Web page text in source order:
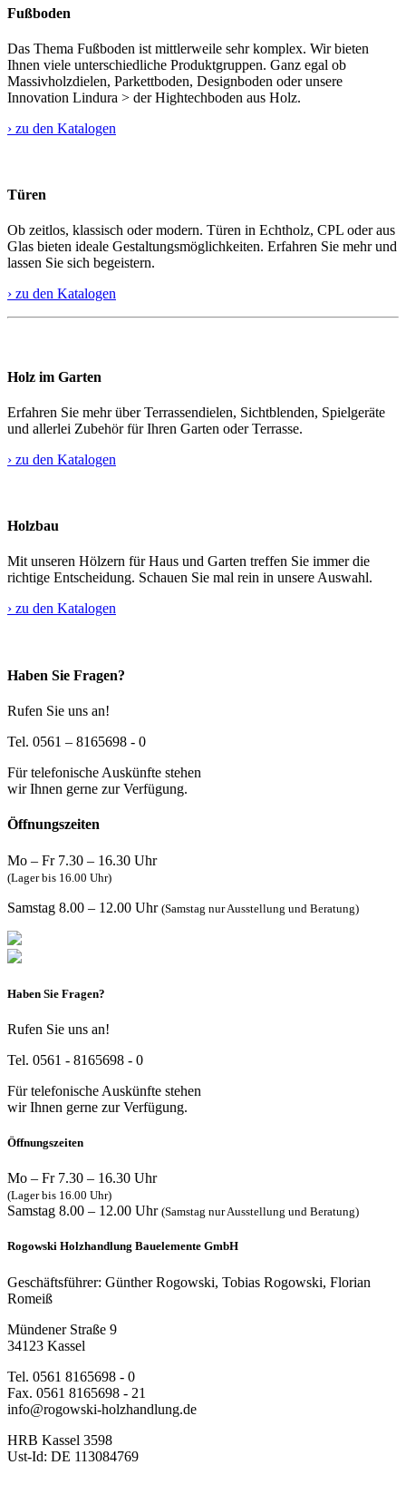
Fußboden
Das Thema Fußboden ist mittlerweile sehr komplex. Wir bieten
Ihnen viele unterschiedliche Produktgruppen. Ganz egal ob
Massivholzdielen, Parkettboden, Designboden oder unsere
Innovation Lindura > der Hightechboden aus Holz.
› zu den Katalogen
Türen
Ob zeitlos, klassisch oder modern. Türen in Echtholz, CPL oder aus
Glas bieten ideale Gestaltungsmöglichkeiten. Erfahren Sie mehr und
lassen Sie sich begeistern.
› zu den Katalogen
Holz im Garten
Erfahren Sie mehr über Terrassendielen, Sichtblenden, Spielgeräte
und allerlei Zubehör für Ihren Garten oder Terrasse.
› zu den Katalogen
Holzbau
Mit unseren Hölzern für Haus und Garten treffen Sie immer die
richtige Entscheidung. Schauen Sie mal rein in unsere Auswahl.
› zu den Katalogen
Haben Sie Fragen?
Rufen Sie uns an!
Tel. 0561 – 8165698 - 0
Für telefonische Auskünfte stehen
wir Ihnen gerne zur Verfügung.
Öffnungszeiten
Mo – Fr 7.30 – 16.30 Uhr
(Lager bis 16.00 Uhr)
Samstag 8.00 – 12.00 Uhr (Samstag nur Ausstellung und Beratung)
Haben Sie Fragen?
Rufen Sie uns an!
Tel. 0561 - 8165698 - 0
Für telefonische Auskünfte stehen
wir Ihnen gerne zur Verfügung.
Öffnungszeiten
Mo – Fr 7.30 – 16.30 Uhr
(Lager bis 16.00 Uhr)
Samstag 8.00 – 12.00 Uhr (Samstag nur Ausstellung und Beratung)
Rogowski Holzhandlung Bauelemente GmbH
Geschäftsführer: Günther Rogowski, Tobias Rogowski, Florian
Romeiß
Mündener Straße 9
34123 Kassel
Tel. 0561 8165698 - 0
Fax. 0561 8165698 - 21
info@rogowski-holzhandlung.de
HRB Kassel 3598
Ust-Id: DE 113084769